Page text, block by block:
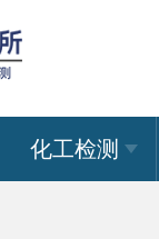
化工检测